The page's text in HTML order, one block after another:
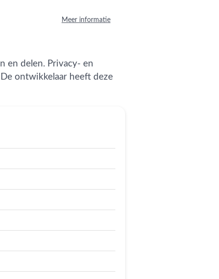
Meer informatie
en delen. Privacy- en
ontwikkelaar heeft deze